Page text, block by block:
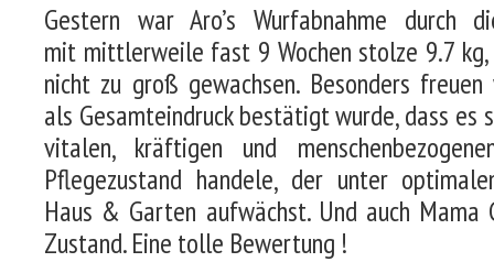
Gestern war Aro’s Wurfabnahme durch
mit mittlerweile fast 9 Wochen stolze 9.7 kg,
nicht zu groß gewachsen. Besonders
als Gesamteindruck bestätigt wurde, dass es
vitalen, kräftigen und
Pflegezustand handele, der unter
Haus & Garten aufwächst. Und auch
Zustand. Eine tolle Bewertung !